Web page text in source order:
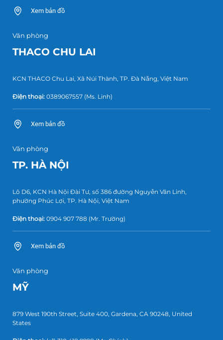
Xem bản đồ
Văn phòng
THACO CHU LAI
KCN THACO Chu Lai, Xã Núi Thành, TP. Đà Nẵng, Việt Nam
Điện thoại: 0389067557 (Ms. Linh)
Xem bản đồ
Văn phòng
TP. HÀ NỘI
Lô D6, KCN Hà Nội Đài Tư, số 386 đường Nguyễn Văn Linh,
phường Phúc Lợi, TP. Hà Nội, Việt Nam
Điện thoại: 0904 907 788 (Mr. Trường)
Xem bản đồ
Văn phòng
MỸ
879 West 190th Street, Suite 400, Gardena, CA 90248, United
States